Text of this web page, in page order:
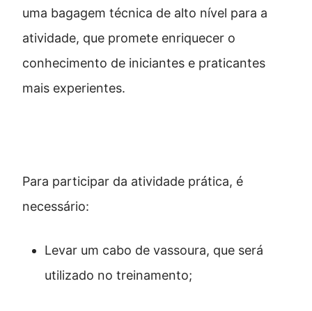
uma bagagem técnica de alto nível para a
atividade, que promete enriquecer o
conhecimento de iniciantes e praticantes
mais experientes.
Para participar da atividade prática, é
necessário:
Levar um cabo de vassoura, que será
utilizado no treinamento;